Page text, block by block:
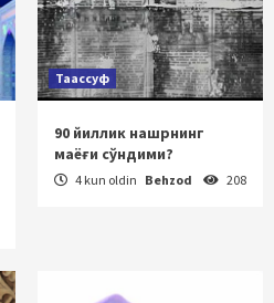
Таассуф
90 йиллик нашрнинг
маёғи сўндими?
4 kun oldin Behzod 208